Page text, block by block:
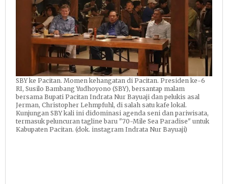
SBY ke Pacitan. Momen kehangatan di Pacitan. Presiden ke-6
RI, Susilo Bambang Yudhoyono (SBY), bersantap malam
bersama Bupati Pacitan Indrata Nur Bayuaji dan pelukis asal
Jerman, Christopher Lehmpfuhl, di salah satu kafe lokal.
Kunjungan SBY kali ini didominasi agenda seni dan pariwisata,
termasuk peluncuran tagline baru "70-Mile Sea Paradise" untuk
Kabupaten Pacitan. (dok. instagram Indrata Nur Bayuaji)